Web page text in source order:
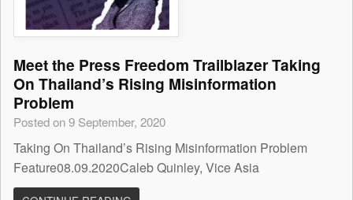
Meet the Press Freedom Trailblazer Taking
On Thailand’s Rising Misinformation
Problem
Posted on 9 September, 2020
Taking On Thailand’s Rising Misinformation Problem
Feature08.09.2020Caleb Quinley, Vice Asia